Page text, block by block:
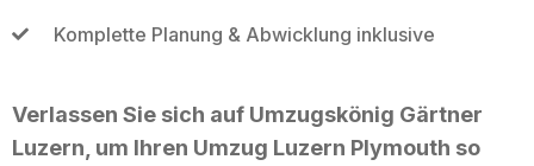
Komplette Planung & Abwicklung inklusive
Verlassen Sie sich auf Umzugskönig Gärtner
Luzern, um Ihren Umzug Luzern Plymouth so